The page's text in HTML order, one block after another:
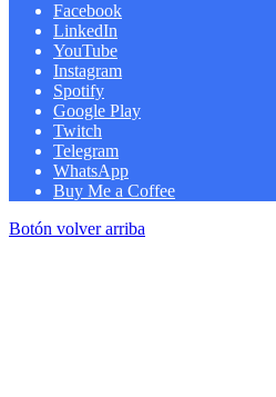
Facebook
LinkedIn
YouTube
Instagram
Spotify
Google Play
Twitch
Telegram
WhatsApp
Buy Me a Coffee
Botón volver arriba